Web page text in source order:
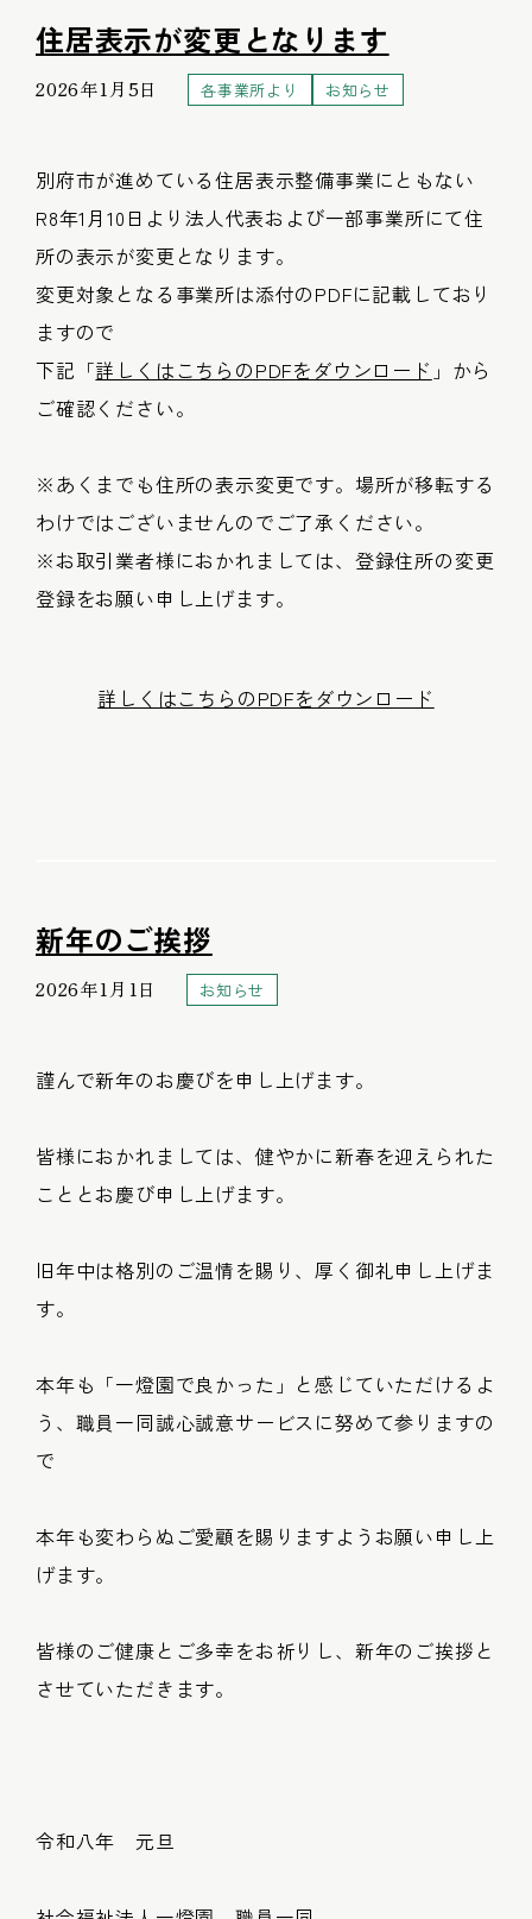
住居表示が変更となります
2026年1月5日 各事業所より お知らせ
別府市が進めている住居表示整備事業にともない
R8年1月10日より法人代表および一部事業所にて住
所の表示が変更となります。
変更対象となる事業所は添付のPDFに記載しており
ますので
下記「詳しくはこちらのPDFをダウンロード 」から
ご確認ください。
※あくまでも住所の表示変更です。場所が移転する
わけではございませんのでご了承ください。
※お取引業者様におかれましては、登録住所の変更
登録をお願い申し上げます。
詳しくはこちらのPDFをダウンロード
新年のご挨拶
2026年1月1日 お知らせ
謹んで新年のお慶びを申し上げます。
皆様におかれましては、健やかに新春を迎えられた
こととお慶び申し上げます。
旧年中は格別のご温情を賜り、厚く御礼申し上げま
す。
本年も「一燈園で良かった」と感じていただけるよ
う、職員一同誠心誠意サービスに努めて参りますの
で
本年も変わらぬご愛顧を賜りますようお願い申し上
げます。
皆様のご健康とご多幸をお祈りし、新年のご挨拶と
させていただきます。
令和八年 元旦